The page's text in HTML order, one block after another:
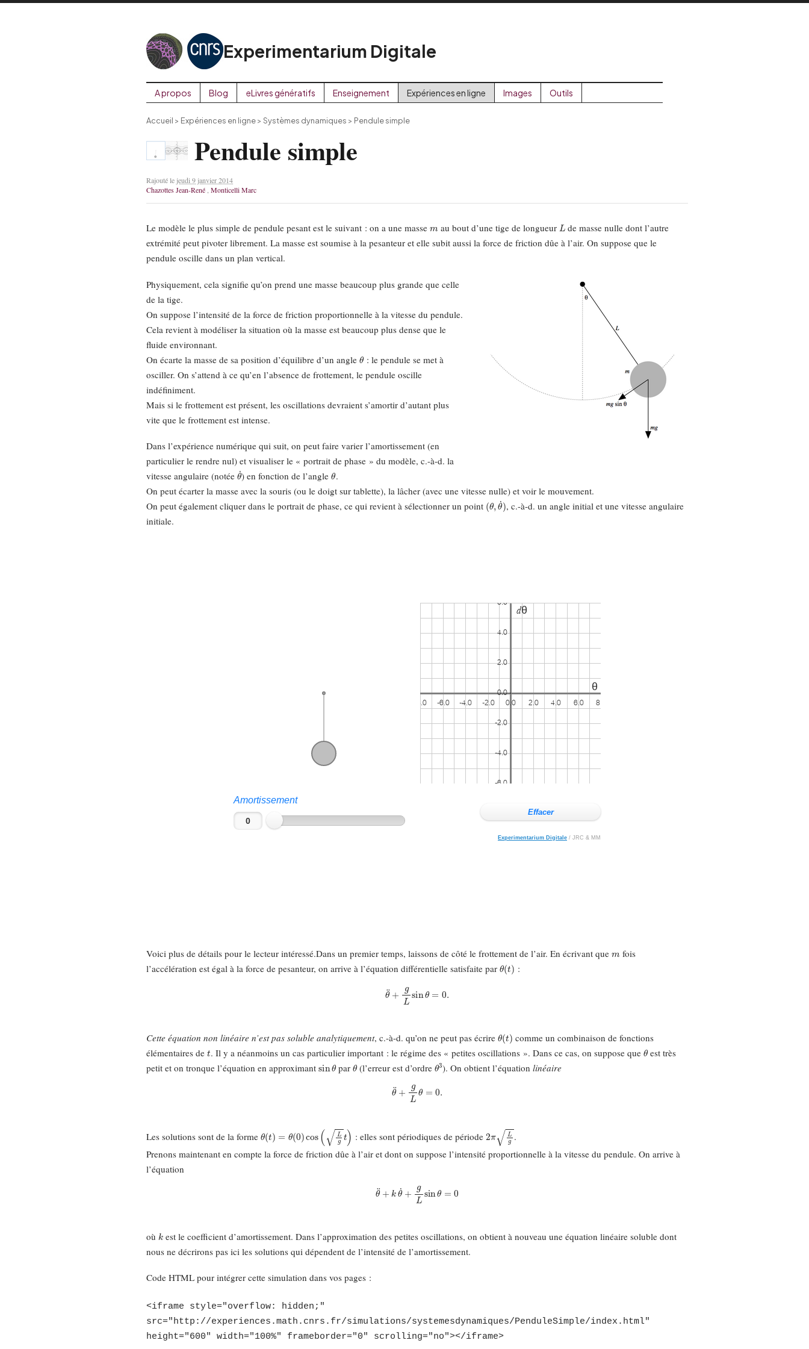
Experimentarium Digitale
A propos Blog eLivres génératifs Enseignement Expériences en ligne Images Outils
Accueil > Expériences en ligne>Systèmes dynamiques > Pendule simple
Pendule simple
Rajouté le jeudi 9 janvier 2014
Chazottes Jean-René,Monticelli Marc
Le modèle le plus simple de pendule pesant est le suivant : on a une masse au bout d’une tige de longueur L de masse nulle dont l’autre
extrémité peut pivoter librement. La masse est soumise à la pesanteur et elle subit aussi la force de friction dûe à l’air. On suppose que le
pendule oscille dans un plan vertical.
Physiquement, cela signifie qu’on prend une masse beaucoup plus grande que celle
de la tige.
On suppose l’intensité de la force de friction proportionnelle à la vitesse du pendule.
Cela revient à modéliser la situation où la masse est beaucoup plus dense que le
fluide environnant.
On écarte la masse de sa position d’équilibre d’un angleθ: le pendule se met à
osciller. On s’attend à ce qu’en l’absence de frottement, le pendule oscille
indéfiniment.
Mais si le frottement est présent, les oscillations devraient s’amortir d’autant plus
vite que le frottement est intense.
Dans l’expérience numérique qui suit, on peut faire varier l’amortissement (en
particulier le rendre nul) et visualiser le « portrait de phase » du modèle, c.-à-d. la
vitesse angulaire (notéeθ) en fonction de l’angleθ.
On peut écarter la masse avec la souris (ou le doigt sur tablette), la lâcher (avec une vitesse nulle) et voir le mouvement.
On peut également cliquer dans le portrait de phase, ce qui revient à sélectionner un point ( θ θ˙) , c.-à-d. un angle initial et une vitesse angulaire
initiale.
Voici plus de détails pour le lecteur intéressé.Dans un premier temps, laissons de côté le frottement de l’air. En écrivant que
fois
l’accélération est égal à la force de pesanteur, on arrive à l’équation différentielle satisfaite parθ( t) :
g
Cette équation non linéaire n’est pas soluble analytiquement, c.-à-d. qu’on ne peut pas écrireθ( ) comme un combinaison de fonctions
élémentaires de . Il y a néanmoins un cas particulier important : le régime des « petites oscillations ». Dans ce cas, on suppose que θest très
petit et on tronque l’équation en approximant sin θpar θ(l’erreur est d’ordreθ3). On obtient l’équation linéaire
gL
Les solutions sont de la formeθ( t)= 0)cos t) : elles sont périodiques de période2 g
.
Prenons maintenant en compte la force de friction dûe à l’air et dont on suppose l’intensité proportionnelle à la vitesse du pendule. On arrive à
l’équation
k gL
oùk est le coefficient d’amortissement. Dans l’approximation des petites oscillations, on obtient à nouveau une équation linéaire soluble dont
nous ne décrirons pas ici les solutions qui dépendent de l’intensité de l’amortissement.
Code HTML pour intégrer cette simulation dans vos pages :
<iframe style="overflow: hidden;"
src="http://experiences.math.cnrs.fr/simulations/systemesdynamiques/PenduleSimple/index.html"
height="600" width="100%" frameborder="0" scrolling="no"></iframe>